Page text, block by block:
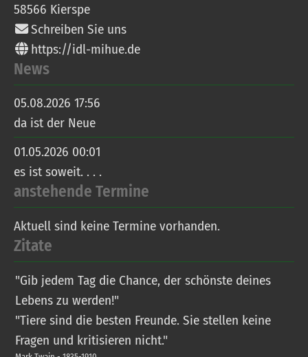
58566 Kierspe
Schreiben Sie uns
https://idl-mihue.de
News
05.08.2026 17:56
da ist der Neue
01.05.2026 00:01
es ist soweit. . . .
anstehende Termine
Aktuell sind keine Termine vorhanden.
Zitate
"Gib jedem Tag die Chance, der schönste deines
Lebens zu werden!"
"Tiere sind die besten Freunde. Sie stellen keine
Fragen und kritisieren nicht."